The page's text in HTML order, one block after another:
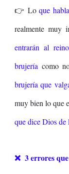
👉 Loque
realmente muy
entrarán al
brujería como
brujería que
muy bien lo que
que dice Dios de
❌ 3 errores